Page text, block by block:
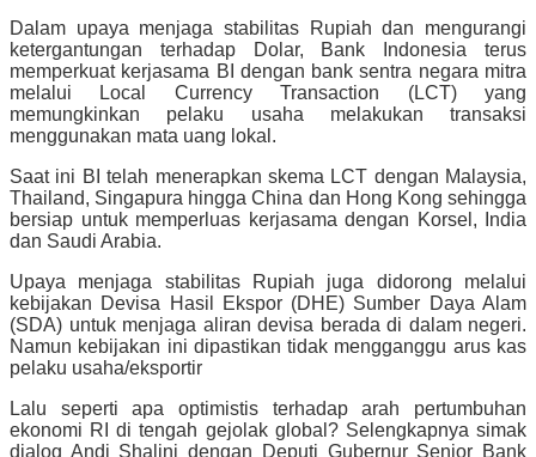
Dalam upaya menjaga stabilitas Rupiah dan mengurangi
ketergantungan terhadap Dolar, Bank Indonesia terus
memperkuat kerjasama BI dengan bank sentra negara mitra
melalui Local Currency Transaction (LCT) yang
memungkinkan pelaku usaha melakukan transaksi
menggunakan mata uang lokal.
Saat ini BI telah menerapkan skema LCT dengan Malaysia,
Thailand, Singapura hingga China dan Hong Kong sehingga
bersiap untuk memperluas kerjasama dengan Korsel, India
dan Saudi Arabia.
Upaya menjaga stabilitas Rupiah juga didorong melalui
kebijakan Devisa Hasil Ekspor (DHE) Sumber Daya Alam
(SDA) untuk menjaga aliran devisa berada di dalam negeri.
Namun kebijakan ini dipastikan tidak mengganggu arus kas
pelaku usaha/eksportir
Lalu seperti apa optimistis terhadap arah pertumbuhan
ekonomi RI di tengah gejolak global? Selengkapnya simak
dialog Andi Shalini dengan Deputi Gubernur Senior Bank